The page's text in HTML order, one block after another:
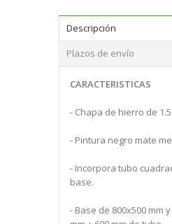
Descripción
Plazos de envío
CARACTERISTICAS
- Chapa de hierro de
- Pintura negro mate
- Incorpora tubo
base.
- Base de 800x500 mm